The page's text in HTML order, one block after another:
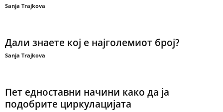
Sanja Trajkova
Дали знаете кој е најголемиот број?
Sanja Trajkova
Пет едноставни начини како да ја
подобрите циркулацијата